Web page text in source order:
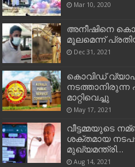
Mar 10, 2020
അനീഷിനെ
മൂലമെന്ന്
Dec 31, 2021
കൊവിഡ്
നടത്താനിരുന്ന
മാറ്റിവെച്ചു
May 17, 2021
വീട്ടമ്മയുടെ
ശക്തമായ
മുഖ്യമന്ത്രി…
Aug 14, 2021